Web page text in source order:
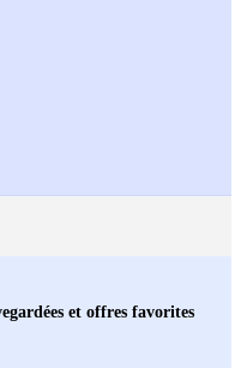
et offres favorites